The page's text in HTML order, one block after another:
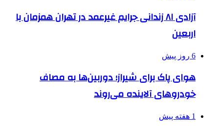
آزادی ۸۱ زندانی جرایم غیرعمد در تهران همزمان با
اربعین
6 روز پیش
هوای پاک برای شیراز؛ دوربین‌ها به مصاف
خودروهای آلاینده می‌روند
1 هفته پیش